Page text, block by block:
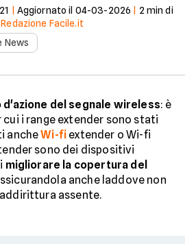
Aggiornato il 04-03-2026 2 min di
Redazione Facile.it
News
del segnale wireless: è
i range extender sono stati
ancheWi-fi extender o Wi-fi
sono dei dispositivi
migliorare la copertura del
anche laddove non
assente.